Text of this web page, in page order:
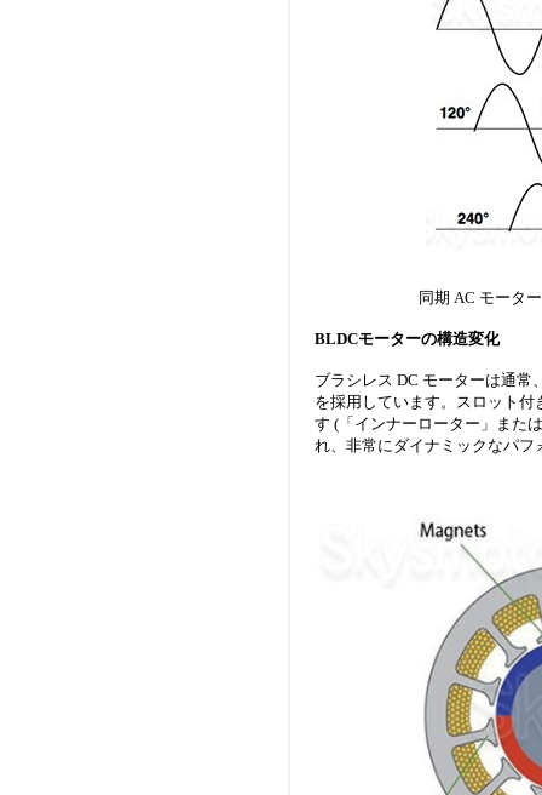
同期 AC モータ
BLDCモーターの構造変化
ブラシレス DC モーターは通
を採用しています。スロット
す (「インナーローター」また
れ、非常にダイナミックなパ